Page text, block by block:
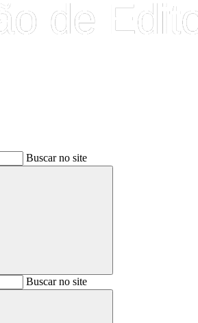
Buscar no site
BuscarBuscar no site